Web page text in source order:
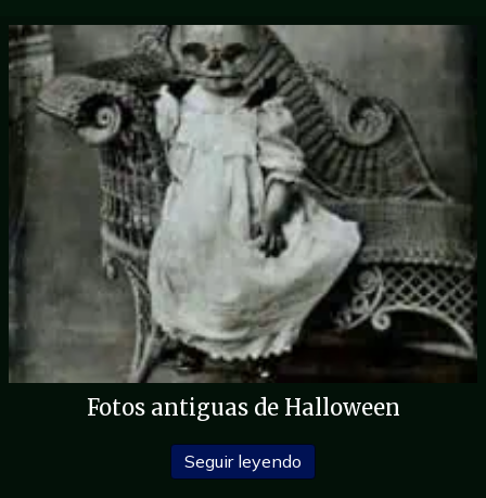
Fotos antiguas de Halloween
Seguir leyendo